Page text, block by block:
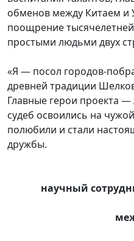
обменов между Китаем и
поощрение
простыми людьми двух
«Я — посол городов-
древней традиции
Главные герои проекта
судеб освоились на
полюбили и стали
дружбы.
научный